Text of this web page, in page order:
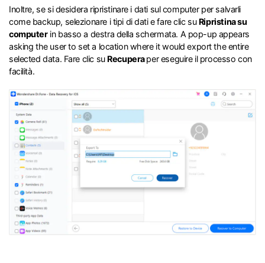
Inoltre, se si desidera ripristinare i dati sul computer per salvarli
come backup, selezionare i tipi di dati e fare clic su Ripristina su
computerin basso a destra della schermata. A pop-up appears
asking the user to set a location where it would export the entire
selected data. Fare clic su Recuperaper eseguire il processo con
facilità.